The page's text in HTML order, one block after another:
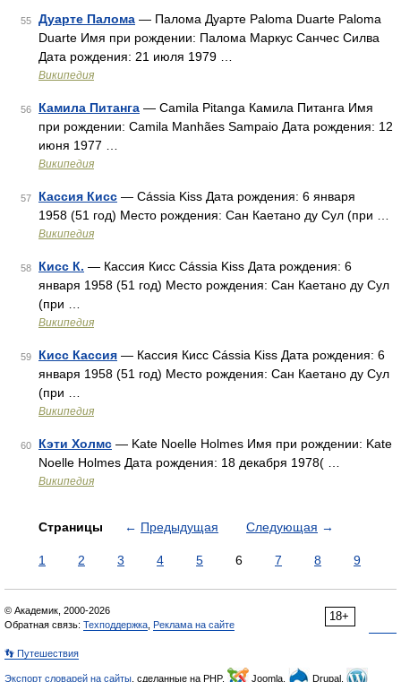
55 Дуарте Палома — Палома Дуарте Paloma Duarte Paloma
Duarte Имя при рождении: Палома Маркус Санчес Силва
Дата рождения: 21 июля 1979 …
Википедия
56 Камила Питанга — Camila Pitanga Камила Питанга Имя
при рождении: Camila Manhães Sampaio Дата рождения: 12
июня 1977 …
Википедия
57 Кассия Кисс — Cássia Kiss Дата рождения: 6 января
1958 (51 год) Место рождения: Сан Каетано ду Сул (при …
Википедия
58 Кисс К. — Кассия Кисс Cássia Kiss Дата рождения: 6
января 1958 (51 год) Место рождения: Сан Каетано ду Сул
(при …
Википедия
59 Кисс Кассия — Кассия Кисс Cássia Kiss Дата рождения: 6
января 1958 (51 год) Место рождения: Сан Каетано ду Сул
(при …
Википедия
60 Кэти Холмс — Kate Noelle Holmes Имя при рождении: Kate
Noelle Holmes Дата рождения: 18 декабря 1978( …
Википедия
Страницы ← Предыдущая Следующая →
1 2 3 4 5 6 7 8 9
18+
© Академик, 2000-2026
Обратная связь: Техподдержка Реклама на сайте
👣 Путешествия
Экспорт словарей на сайты , сделанные на PHP, Joomla, Drupal,